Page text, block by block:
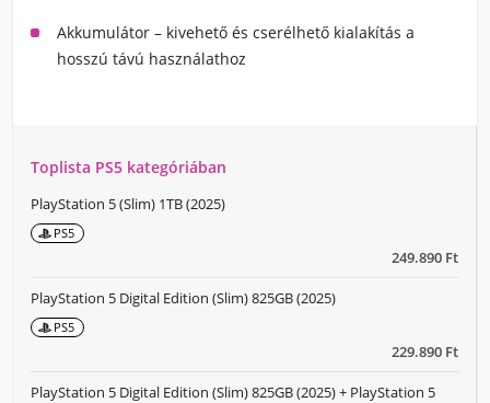
Akkumulátor – kivehető és cserélhető kialakítás a
hosszú távú használathoz
Toplista PS5 kategóriában
249.890 Ft
PlayStation 5 (Slim) 1TB (2025)
PS5
229.890 Ft
PlayStation 5 Digital Edition (Slim) 825GB (2025)
PS5
PlayStation 5 Digital Edition (Slim) 825GB (2025) + PlayStation 5